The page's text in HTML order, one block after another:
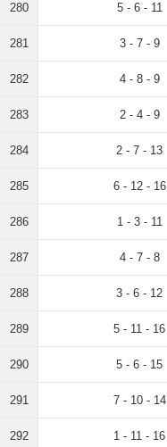
280 5 - 6 - 11
281 3 - 7 - 9
282 4 - 8 - 9
283 2 - 4 - 9
284 2 - 7 - 13
285 6 - 12 - 16
286 1 - 3 - 11
287 4 - 7 - 8
288 3 - 6 - 12
289 5 - 11 - 16
290 5 - 6 - 15
291 7 - 10 - 14
292 1 - 11 - 16